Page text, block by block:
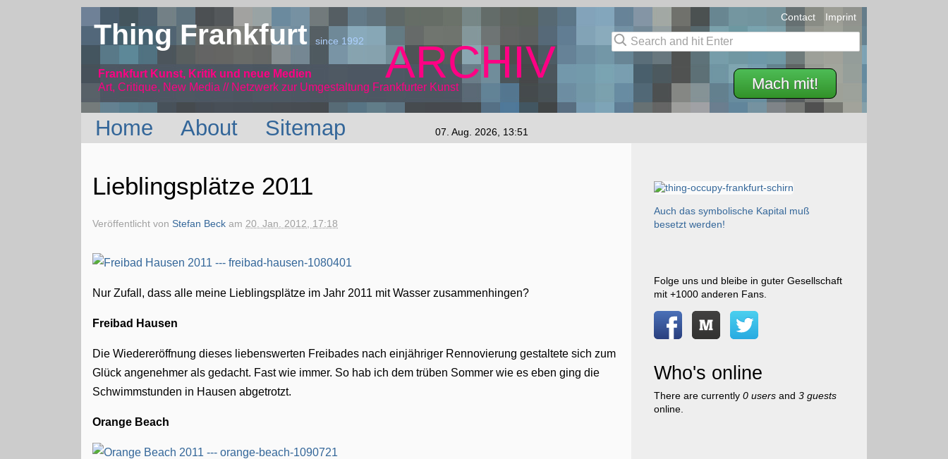
Thing Frankfurtsince 1992
Frankfurt Kunst, Kritik und neue Medien
Art, Critique, New Media // Netzwerk
ARCHIV
zur Umgestaltung Frankfurter Kunst Mach mit!
Contact Imprint
Home About Sitemap 07. Aug. 2026, 13:51
Lieblingsplätze 2011
Veröffentlicht vonStefan Beck am20. Jan. 2012, 17:18
Nur Zufall, dass alle meine Lieblingsplätze im Jahr 2011 mit Wasser zusammenhingen?
Freibad Hausen
Die Wiedereröffnung dieses liebenswerten Freibades nach einjähriger Rennovierung gestaltete sich zum
Glück angenehmer als gedacht. Fast wie immer. So hab ich dem trüben Sommer wie es eben ging die
Schwimmstunden in Hausen abgetrotzt.
Orange Beach
Auch das symbolische Kapital muß
besetzt werden!
Folge uns und bleibe in guter Gesellschaft
mit +1000 anderen Fans.
Who's online
There are currently 0 usersand 3 guests
online.